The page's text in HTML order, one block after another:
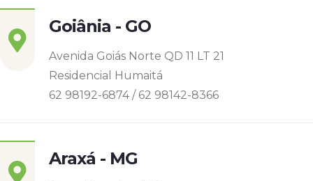
Goiânia - GO
Avenida Goiás Norte QD 11 LT 21
Residencial Humaitá
62 98192-6874 / 62 98142-8366
Araxá - MG